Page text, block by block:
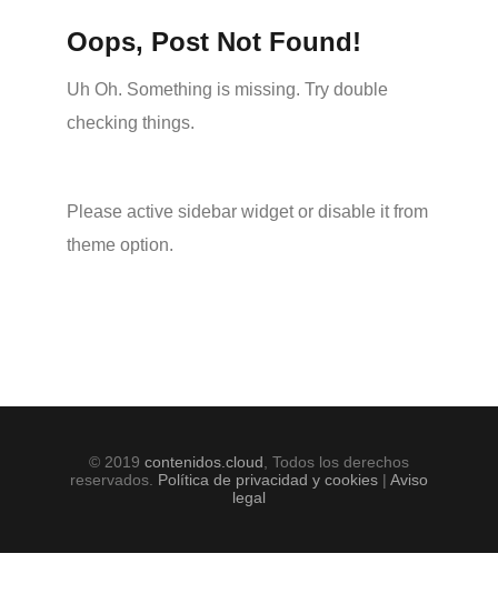
Oops, Post Not Found!
Uh Oh. Something is missing. Try double
checking things.
Please active sidebar widget or disable it from
theme option.
© 2019 contenidos.cloud , Todos los derechos
reservados. Política de privacidad y cookies| Aviso
legal